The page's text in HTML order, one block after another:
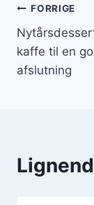
FORRIGE
kaffe til en
afslutning